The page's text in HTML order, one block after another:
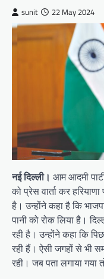
sunit 22 May 2024
नई दिल्ली। आम आदमी
को प्रेस वार्ता कर
है। उन्होंने कहा है कि
पानी को रोक लिया है।
रही है। उन्होंने कहा कि
रही हैं। ऐसी जगहों से भी
रही। जब पता लगाया गया